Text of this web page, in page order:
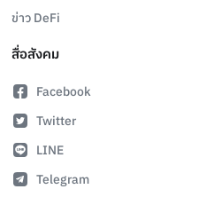
ข่าว DeFi
สื่อสังคม
Facebook
Twitter
LINE
Telegram